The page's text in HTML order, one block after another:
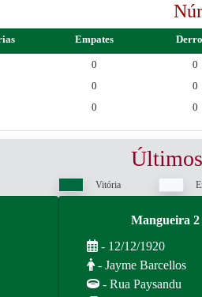
Empates
0 0
0 0
0 0
Vitória
Mangueira 2
- 12/12/1920
- Jayme Barcellos
- Rua Paysandu